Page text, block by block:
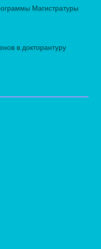
Магистратуры
в докторантуру